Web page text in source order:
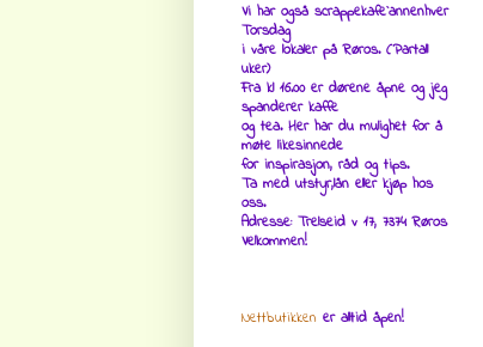
Vi har også scrappekafe`annenhver
Torsdag
i våre lokaler på Røros. (Partall
uker)
Fra kl 16.00 er dørene åpne og jeg
spanderer kaffe
og tea. Her har du mulighet for å
møte likesinnede
for inspirasjon, råd og tips.
Ta med utstyr,lån eller kjøp hos
oss.
Adresse: Trelseid v 17, 7374 Røros
Velkommen!
Nettbutikken er alltid åpen!